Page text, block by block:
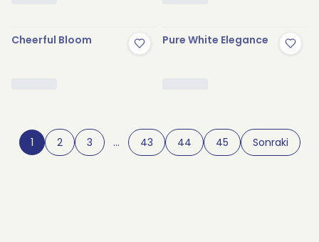
Cheerful Bloom Pure White Elegance
1 2 3 … 43 44 45 Sonraki